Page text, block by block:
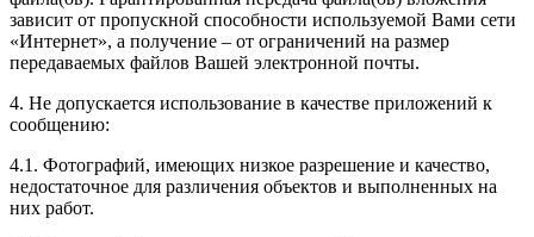
зависит от пропускной способности используемой Вами сети
«Интернет», а получение – от ограничений на размер
передаваемых файлов Вашей электронной почты.
4. Не допускается использование в качестве приложений к
сообщению:
4.1. Фотографий, имеющих низкое разрешение и качество,
недостаточное для различения объектов и выполненных на
них работ.